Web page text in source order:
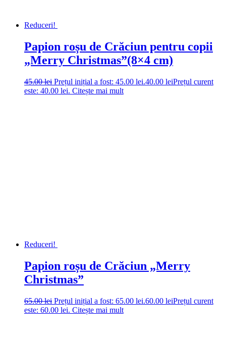
Reduceri!
Papion roșu de Crăciun pentru copii
„Merry Christmas”(8×4 cm)
45.00lei Prețul inițial a fost: 45.00 lei.40.00 leiPrețul curent
este: 40.00 lei. Citește mai mult
Reduceri!
Papion roșu de Crăciun „Merry
Christmas”
65.00lei Prețul inițial a fost: 65.00 lei.60.00 leiPrețul curent
este: 60.00 lei. Citește mai mult